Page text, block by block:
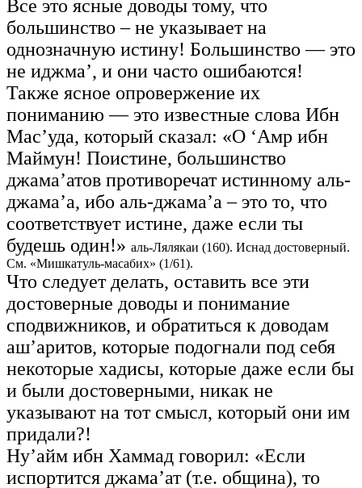
Все это ясные доводы тому, что
большинство – не указывает на
однозначную истину! Большинство — это
не иджма’, и они часто ошибаются!
Также ясное опровержение их
пониманию — это известные слова Ибн
Мас’уда, который сказал: «О ‘Амр ибн
Маймун! Поистине, большинство
джама’атов противоречат истинному аль-
джама’а, ибо аль-джама’а – это то, что
соответствует истине, даже если ты
будешь один!» аль-Лялякаи (160). Иснад достоверный.
См. «Мишкатуль-масабих» (1/61).
Что следует делать, оставить все эти
достоверные доводы и понимание
сподвижников, и обратиться к доводам
аш’аритов, которые подогнали под себя
некоторые хадисы, которые даже если бы
и были достоверными, никак не
указывают на тот смысл, который они им
придали?!
Ну’айм ибн Хаммад говорил: «Если
испортится джама’ат (т.е. община), то